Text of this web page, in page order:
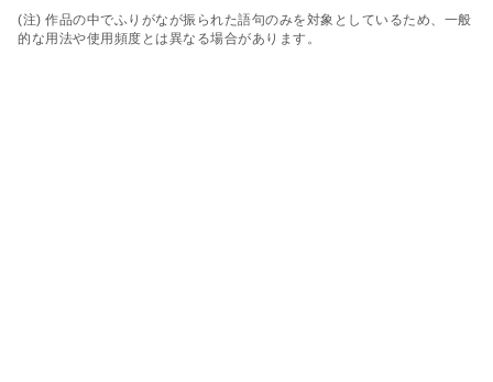
(注) 作品の中でふりがなが振られた語句のみを対象としているため、一般
的な用法や使用頻度とは異なる場合があります。